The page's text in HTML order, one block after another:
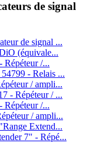
de signal
de signal ...
(équivale...
Répéteur /...
- Relais ...
/ ampli...
- Répéteur / ...
Répéteur /...
/ ampli...
Extend...
7" - Répé...